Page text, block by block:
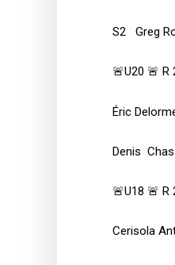
S2 Greg
🚨U20 🚨 R
Éric
Denis
🚨U18 🚨 R
Cerisola